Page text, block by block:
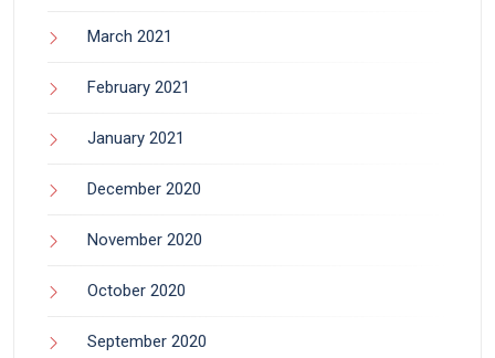
March 2021
February 2021
January 2021
December 2020
November 2020
October 2020
September 2020